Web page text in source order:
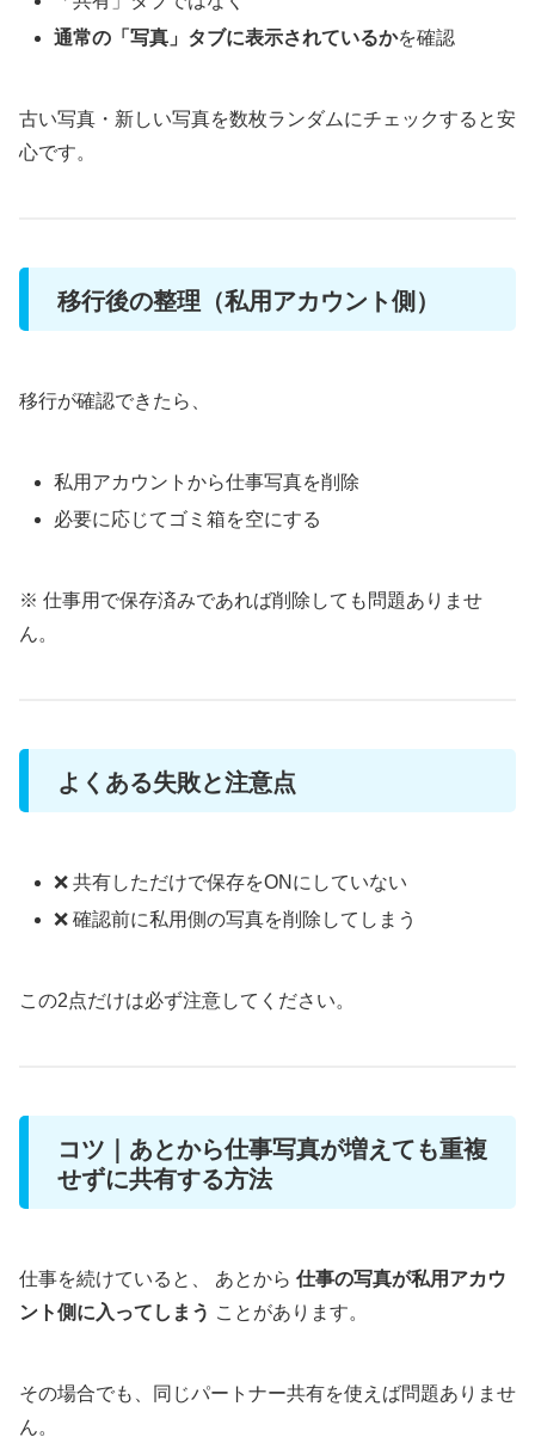
通常の「写真」タブに表示されているかを確認
古い写真・新しい写真を数枚ランダムにチェックすると安
心です。
移行後の整理（私用アカウント側）
移行が確認できたら、
私用アカウントから仕事写真を削除
必要に応じてゴミ箱を空にする
※ 仕事用で保存済みであれば削除しても問題ありませ
ん。
よくある失敗と注意点
❌ 共有しただけで保存をONにしていない
❌ 確認前に私用側の写真を削除してしまう
この2点だけは必ず注意してください。
コツ｜あとから仕事写真が増えても重複
せずに共有する方法
仕事を続けていると、 あとから 仕事の写真が私用アカウ
ント側に入ってしまう ことがあります。
その場合でも、同じパートナー共有を使えば問題ありませ
ん。